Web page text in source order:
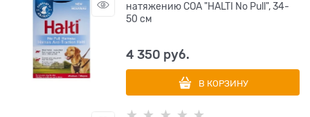
натяжению COA "HALTI No Pull", 34-
50 см
4 350 руб.
В КОРЗИНУ